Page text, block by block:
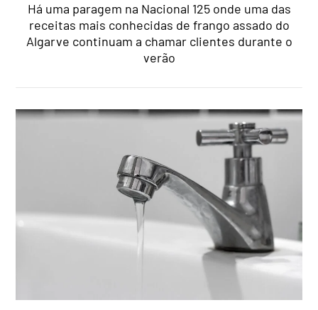
Há uma paragem na Nacional 125 onde uma das
receitas mais conhecidas de frango assado do
Algarve continuam a chamar clientes durante o
verão